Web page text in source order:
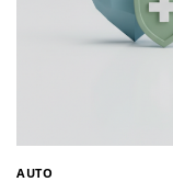
AUTO